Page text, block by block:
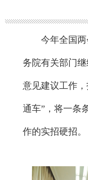
今年全国
务院有关部门
意见建议工作
通车”，将一条
作的实招硬招。